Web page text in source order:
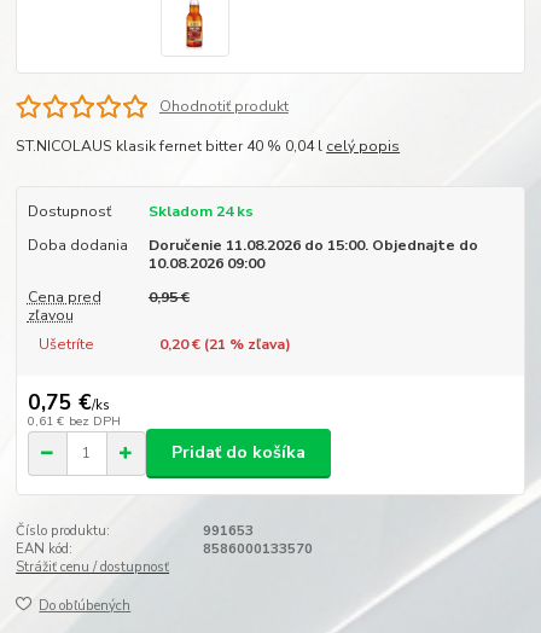
Ohodnotiť produkt
ST.NICOLAUS klasik fernet bitter 40 % 0,04 l celý popis
Dostupnosť
Skladom 24 ks
Doba dodania
Doručenie 11.08.2026 do 15:00. Objednajte do
10.08.2026 09:00
Cena pred
zľavou
0,95 €
Ušetríte 0,20 € (21 % zľava)
0,75 €/ks
0,61 € bez DPH
Pridať do košíka
Číslo produktu:
991653
EAN kód:
8586000133570
Strážiť cenu / dostupnosť
Do obľúbených